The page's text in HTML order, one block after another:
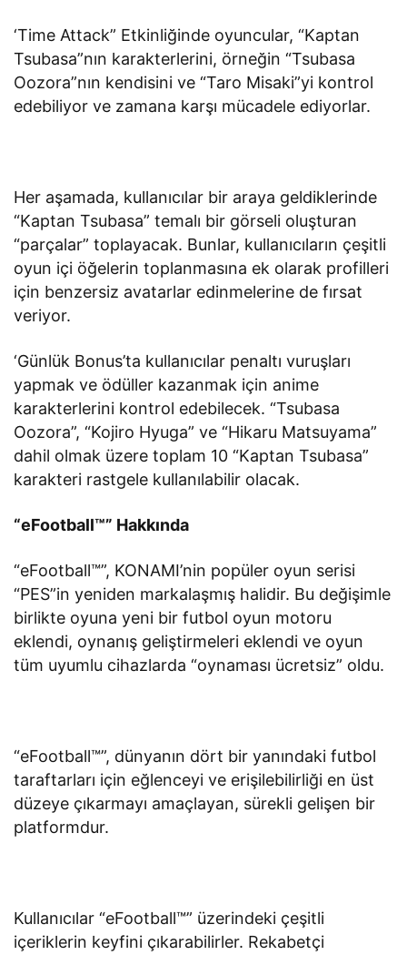
‘Time Attack” Etkinliğinde oyuncular, “Kaptan
Tsubasa”nın karakterlerini, örneğin “Tsubasa
Oozora”nın kendisini ve “Taro Misaki”yi kontrol
edebiliyor ve zamana karşı mücadele ediyorlar.
Her aşamada, kullanıcılar bir araya geldiklerinde
“Kaptan Tsubasa” temalı bir görseli oluşturan
“parçalar” toplayacak. Bunlar, kullanıcıların çeşitli
oyun içi öğelerin toplanmasına ek olarak profilleri
için benzersiz avatarlar edinmelerine de fırsat
veriyor.
‘Günlük Bonus’ta kullanıcılar penaltı vuruşları
yapmak ve ödüller kazanmak için anime
karakterlerini kontrol edebilecek. “Tsubasa
Oozora”, “Kojiro Hyuga” ve “Hikaru Matsuyama”
dahil olmak üzere toplam 10 “Kaptan Tsubasa”
karakteri rastgele kullanılabilir olacak.
“eFootball™” Hakkında
“eFootball™”, KONAMI’nin popüler oyun serisi
“PES”in yeniden markalaşmış halidir. Bu değişimle
birlikte oyuna yeni bir futbol oyun motoru
eklendi, oynanış geliştirmeleri eklendi ve oyun
tüm uyumlu cihazlarda “oynaması ücretsiz” oldu.
“eFootball™”, dünyanın dört bir yanındaki futbol
taraftarları için eğlenceyi ve erişilebilirliği en üst
düzeye çıkarmayı amaçlayan, sürekli gelişen bir
platformdur.
Kullanıcılar “eFootball™” üzerindeki çeşitli
içeriklerin keyfini çıkarabilirler. Rekabetçi